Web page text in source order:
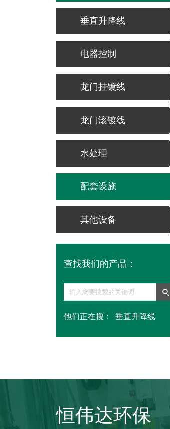
垂直升降线
电器控制
龙门挂镀线
龙门滚镀线
水处理
配套设施
其他设备
查找我们的产品：
他们正在搜： 垂直升降线
恒伟达环保